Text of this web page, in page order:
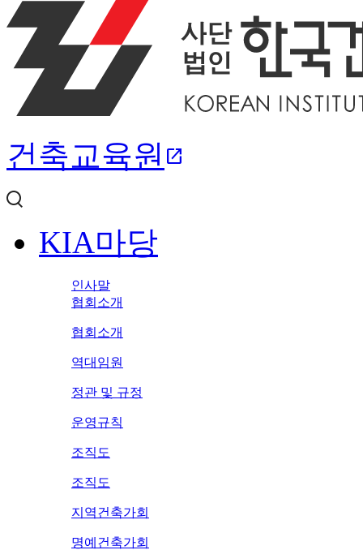
건축교육원 open_in_new
KIA마당
인사말
협회소개
협회소개
역대임원
정관 및 규정
운영규칙
조직도
조직도
지역건축가회
명예건축가회